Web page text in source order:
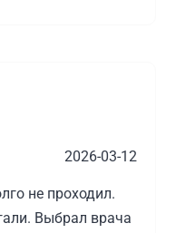
2026-03-12
не проходил.
Выбрал врача